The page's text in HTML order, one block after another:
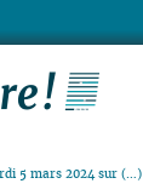
5 mars 2024 sur (…)